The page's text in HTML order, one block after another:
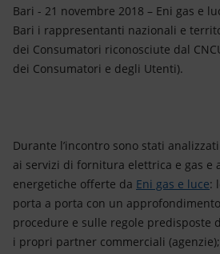
Bari - 21 novembre 2018 – Eni gas e
Bari i rappresentanti nazionali e
dei Consumatori riconosciute dal
dei Consumatori e degli Utenti).
Durante l’incontro sono stati
ai servizi di fornitura elettrica e gas e
energetiche offerte da Eni gas e luce:
porta a porta con un
procedure e sulle regole predisposte
i propri partner commerciali